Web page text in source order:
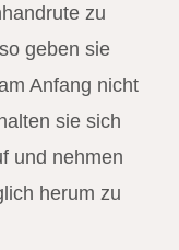
zu
geben sie
Anfang nicht
sie sich
und nehmen
herum zu